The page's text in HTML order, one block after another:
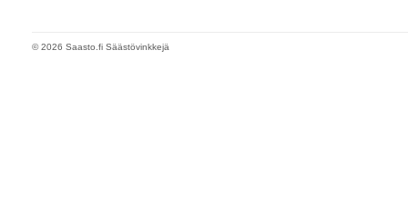
© 2026 Saasto.fi Säästövinkkejä